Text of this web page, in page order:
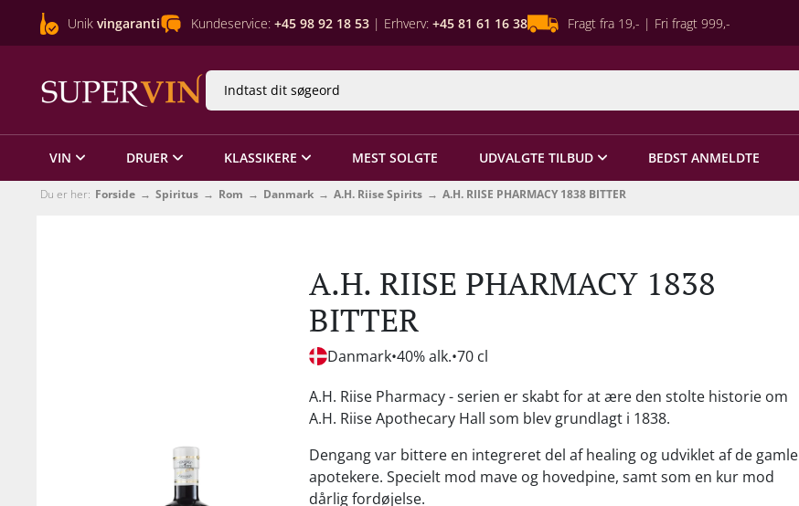
Unik vingaranti Kundeservice: +45 98 92 18 53 | Erhverv: +45 81 61 16 38 Fragt fra 19,- | Fri fragt 999,-
VIN DRUER KLASSIKERE MEST SOLGTE UDVALGTE TILBUD BEDST ANMELDTE
Du er her: Forside Spiritus Rom Danmark A.H. Riise Spirits A.H. RIISE PHARMACY 1838 BITTER
A.H. RIISE PHARMACY 1838
BITTER
Danmark 40% alk. 70 cl
A.H. Riise Pharmacy - serien er skabt for at ære den stolte historie om
A.H. Riise Apothecary Hall som blev grundlagt i 1838.
Dengang var bittere en integreret del af healing og udviklet af de gamle
apotekere. Specielt mod mave og hovedpine, samt som en kur mod
dårlig fordøjelse.